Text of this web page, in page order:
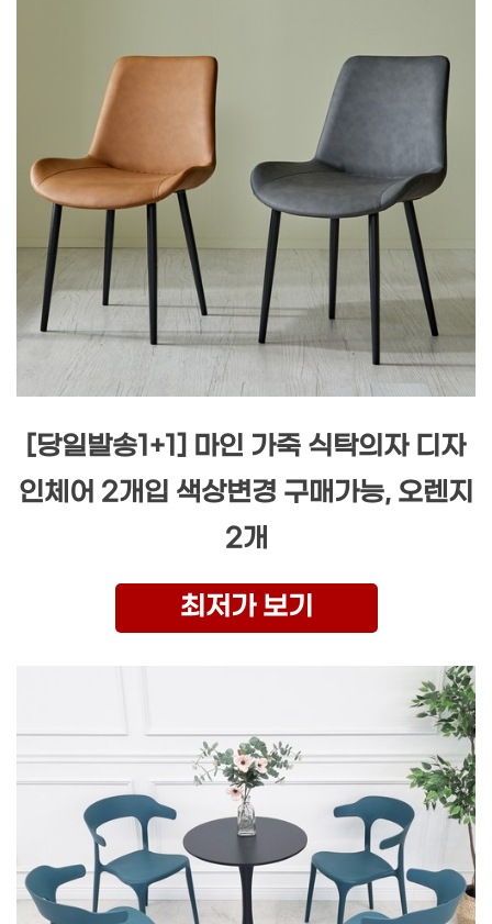
[당일발송1+1] 마인 가죽 식탁의자 디자
인체어 2개입 색상변경 구매가능, 오렌지
2개
최저가 보기